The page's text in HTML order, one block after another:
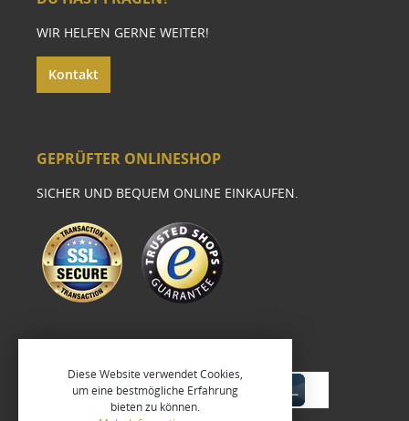
WIR HELFEN GERNE WEITER!
Kontakt
GEPRÜFTER ONLINESHOP
SICHER UND BEQUEM ONLINE EINKAUFEN.
Diese Website verwendet Cookies,
um eine bestmögliche Erfahrung
bieten zu können.